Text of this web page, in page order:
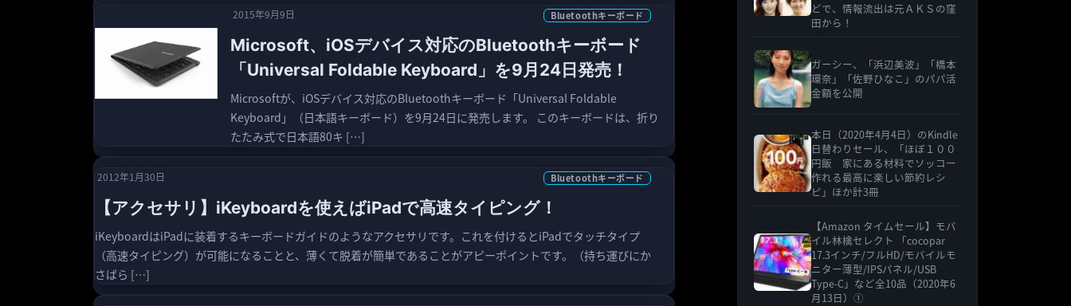
2015年9月9日 Bluetoothキーボード
Microsoft、iOSデバイス対応のBluetoothキーボード
「Universal Foldable Keyboard」を9月24日発売！
Microsoftが、iOSデバイス対応のBluetoothキーボード「Universal Foldable
Keyboard」（日本語キーボード）を9月24日に発売します。 このキーボードは、折り
たたみ式で日本語80キ […]
2012年1月30日 Bluetoothキーボード
【アクセサリ】iKeyboardを使えばiPadで高速タイピング！
iKeyboardはiPadに装着するキーボードガイドのようなアクセサリです。これを付けるとiPadでタッチタイプ
（高速タイピング）が可能になることと、薄くて脱着が簡単であることがアピーポイントです。（持ち運びにか
さばら […]
どで、情報流出は元ＡＫＳの窪
田から！
ガーシー、「浜辺美波」「橋本
環奈」「佐野ひなこ」のパパ活
金額を公開
本日（2020年4月4日）のKindle
日替わりセール、「ほぼ１００
円飯 家にある材料でソッコー
作れる最高に楽しい節約レシ
ピ」ほか計3冊
【Amazon タイムセール】モバ
イル林檎セレクト 「cocopar
17.3インチ/フルHD/モバイルモ
ニター薄型/IPSパネル/USB
Type-C」など全10品（2020年6
月13日）①